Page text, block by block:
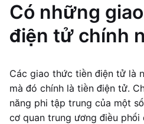
Có những
điện tử chính
Các giao thức tiền điện tử là
mà đó chính là tiền điện tử.
năng phi tập trung của một
cơ quan trung ương điều phối